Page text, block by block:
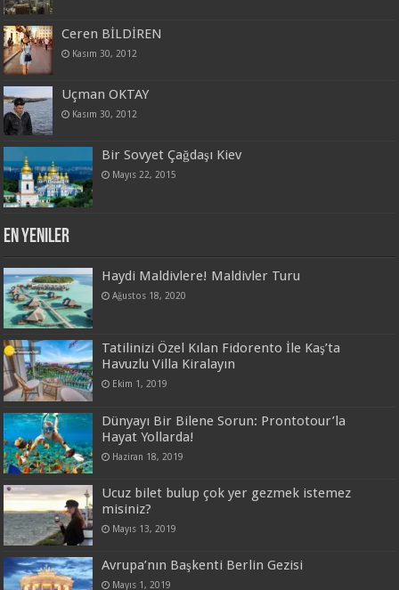
Ceren BİLDİREN
Kasım 30, 2012
Uçman OKTAY
Kasım 30, 2012
Bir Sovyet Çağdaşı Kiev
Mayıs 22, 2015
En Yeniler
Haydi Maldivlere! Maldivler Turu
Ağustos 18, 2020
Tatilinizi Özel Kılan Fidorento İle Kaş’ta
Havuzlu Villa Kiralayın
Ekim 1, 2019
Dünyayı Bir Bilene Sorun: Prontotour’la
Hayat Yollarda!
Haziran 18, 2019
Ucuz bilet bulup çok yer gezmek istemez
misiniz?
Mayıs 13, 2019
Avrupa’nın Başkenti Berlin Gezisi
Mayıs 1, 2019